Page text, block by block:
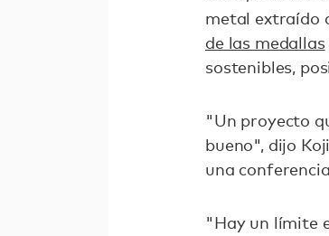
metal extraído
de las medallas
sostenibles,
"Un proyecto
bueno", dijo
una
"Hay un límite